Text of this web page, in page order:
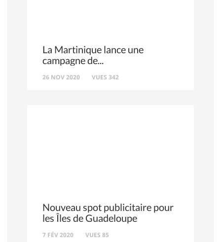
La Martinique lance une
campagne de
26 NOV 2020 VUES 342
Nouveau spot publicitaire pour
les Îles de Guadeloupe
7 FÉV 2020 VUES 85